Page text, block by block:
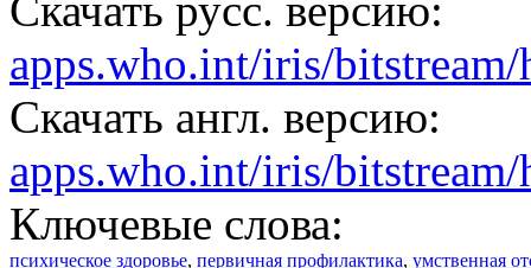
Скачать русс. версию:
apps.who.int/iris/
Скачать англ. версию:
apps.who.int/iris/
Ключевые слова:
психическое здоровье, первичная профилактика, умственная